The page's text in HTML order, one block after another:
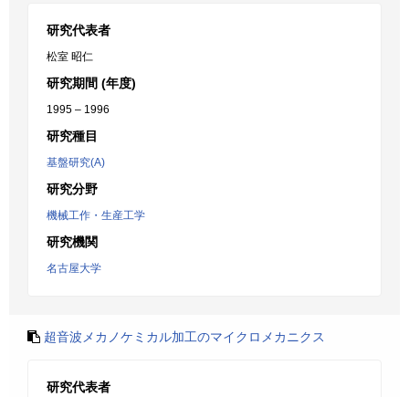
研究代表者
松室 昭仁
研究期間 (年度)
1995 – 1996
研究種目
基盤研究(A)
研究分野
機械工作・生産工学
研究機関
名古屋大学
超音波メカノケミカル加工のマイクロメカニクス
研究代表者